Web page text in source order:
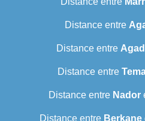
Distance entre
Distance entre
Distance entre
Distance entre Nador
Distance entre Berkane